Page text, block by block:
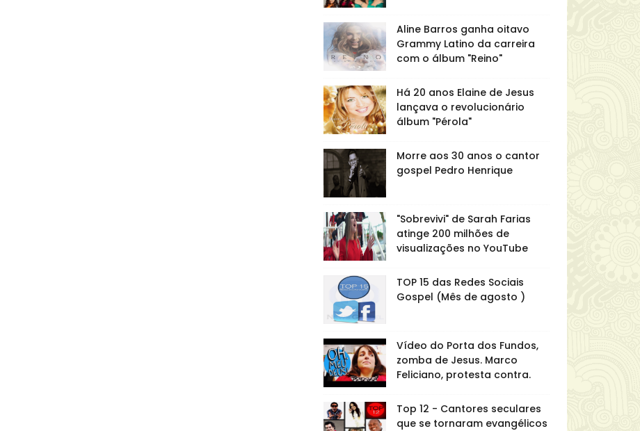
Aline Barros ganha oitavo
Grammy Latino da carreira
com o álbum "Reino"
Há 20 anos Elaine de Jesus
lançava o revolucionário
álbum "Pérola"
Morre aos 30 anos o cantor
gospel Pedro Henrique
"Sobrevivi" de Sarah Farias
atinge 200 milhões de
visualizações no YouTube
TOP 15 das Redes Sociais
Gospel (Mês de agosto )
Vídeo do Porta dos Fundos,
zomba de Jesus. Marco
Feliciano, protesta contra.
Top 12 - Cantores seculares
que se tornaram evangélicos